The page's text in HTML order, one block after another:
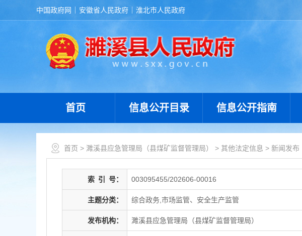
中国政府网 安徽省人民政府 淮北市人民政府
首页 信息公开目录 信息公开指南
首页 > 濉溪县应急管理局（县煤矿监督管理局） > 其他法定信息 > 新闻发布
索 引 号： 003095455/202606-00016
主题分类： 综合政务,市场监管、安全生产监管
发布机构： 濉溪县应急管理局（县煤矿监督管理局）